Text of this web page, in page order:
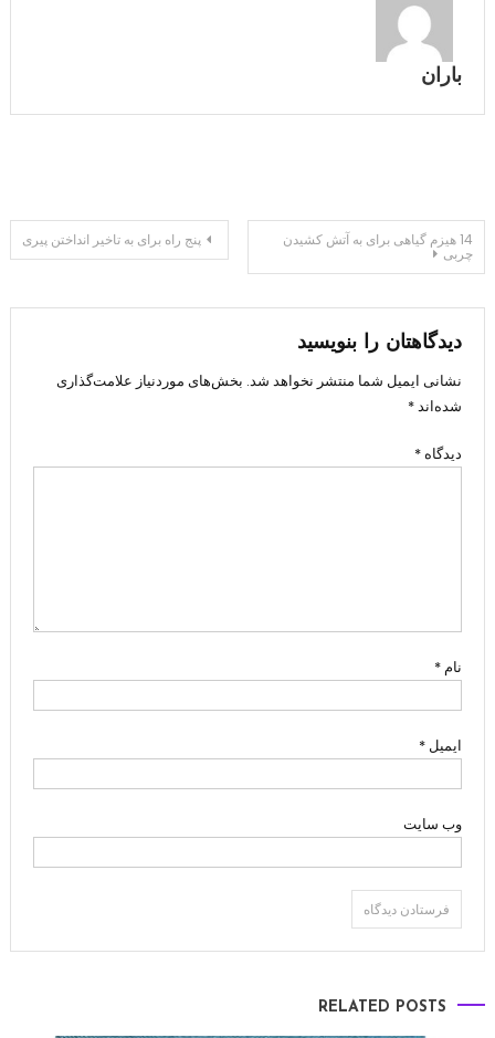
باران
راهبری
پنج راه برای به تاخیر انداختن پیری 14 هیزم گیاهی برای به آتش کشیدن
چربی
دیدگاهتان را بنویسید
نشانی ایمیل شما منتشر نخواهد شد. بخش‌های موردنیاز علامت‌گذاری
شده‌اند*
دیدگاه *
نام*
ایمیل *
وب‌ سایت
RELATED POSTS